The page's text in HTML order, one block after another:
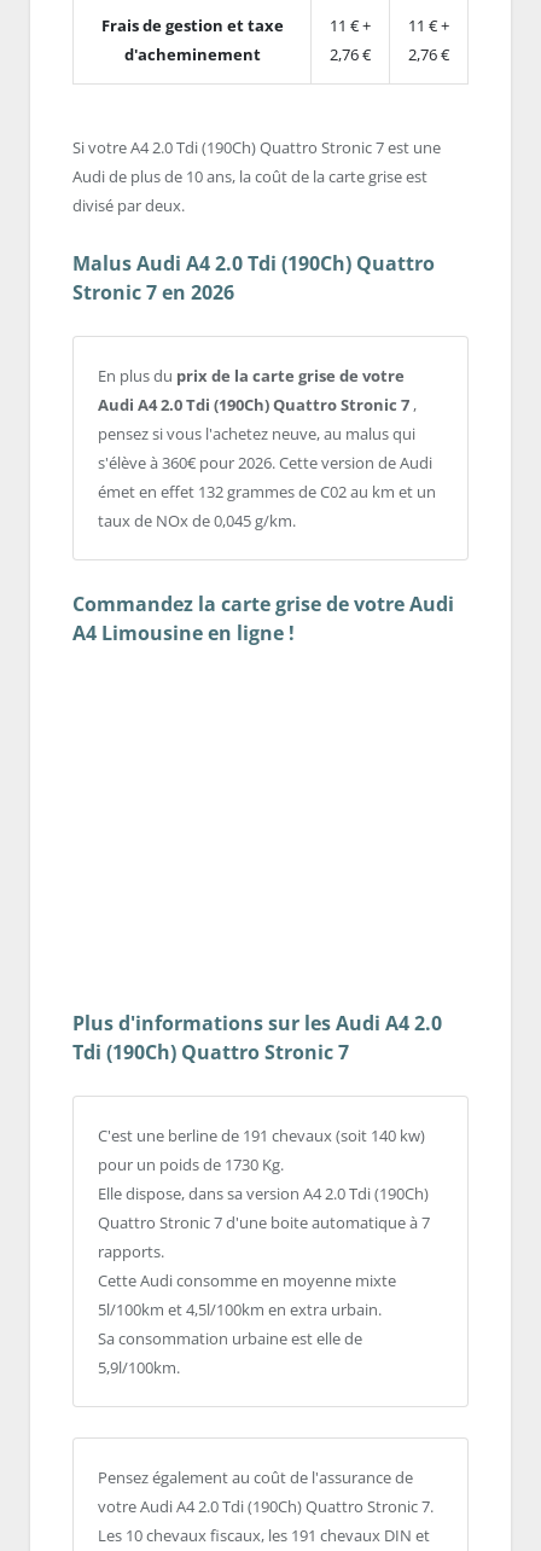
Frais de gestion et taxe
d'acheminement
11 € +
2,76 €
11 € +
2,76 €
Si votre A4 2.0 Tdi (190Ch) Quattro Stronic 7 est une
Audi de plus de 10 ans, la coût de la carte grise est
divisé par deux.
Malus Audi A4 2.0 Tdi (190Ch) Quattro
Stronic 7 en 2026
En plus du prix de la carte grise de votre
Audi A4 2.0 Tdi (190Ch) Quattro Stronic 7 ,
pensez si vous l'achetez neuve, au malus qui
s'élève à 360€ pour 2026. Cette version de Audi
émet en effet 132 grammes de C02 au km et un
taux de NOx de 0,045 g/km.
Commandez la carte grise de votre Audi
A4 Limousine en ligne !
Plus d'informations sur les Audi A4 2.0
Tdi (190Ch) Quattro Stronic 7
C'est une berline de 191 chevaux (soit 140 kw)
pour un poids de 1730 Kg.
Elle dispose, dans sa version A4 2.0 Tdi (190Ch)
Quattro Stronic 7 d'une boite automatique à 7
rapports.
Cette Audi consomme en moyenne mixte
5l/100km et 4,5l/100km en extra urbain.
Sa consommation urbaine est elle de
5,9l/100km.
Pensez également au coût de l'assurance de
votre Audi A4 2.0 Tdi (190Ch) Quattro Stronic 7.
Les 10 chevaux fiscaux, les 191 chevaux DIN et